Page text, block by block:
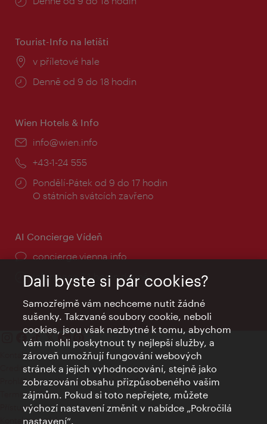
Tourist-Info na letišti
Místo:
v příletové hale
Provozní
Denně od 9 do 18 hodin
Wien Hotels & Info
E-
info@wien.info
Telefon:
+43-1-24 555
Provozní
doba:
Pondělí-Pátek od 9 do 17 hodin
O státních svátcích zavřeno
AI Concierge Vídeň
concierge.vienna.info
Informace 24 hodin denně
Kontakty
Credits
Prohlášení o ochraně osobních údajů
Terms of Use
Přístupnost
Kontakt pro tisk
Dali byste si pár cookies?
Samozřejmě vám nechceme nutit žádné
sušenky. Takzvané soubory cookie, neboli
cookies, jsou však nezbytné k tomu, abychom
vám mohli poskytnout ty nejlepší služby, a
zároveň umožňují fungování webových
stránek a jejich vyhodnocování, stejně jako
zobrazování obsahu přizpůsobeného vašim
zájmům. Pokud si toto nepřejete, můžete
výchozí nastavení změnit v nabídce „Pokročilá
nastavení“.